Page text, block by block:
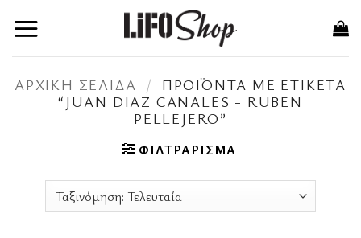
στο
ΑΡΧΙΚΉ ΣΕΛΊΔΑ /
ΠΡΟΪΌΝΤΑ ΜΕ ΕΤΙΚΈΤΑ
“JUAN DIAZ CANALES - RUBEN
PELLEJERO”
ΦΙΛΤΡΆΡΙΣΜΑ